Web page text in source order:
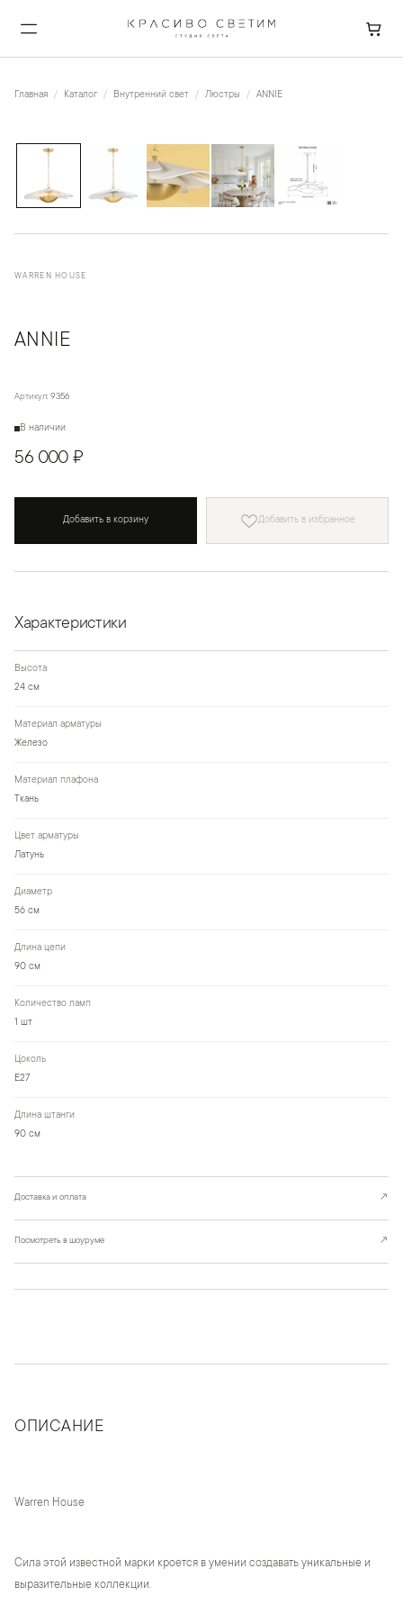
Главная Каталог Внутренний свет Люстры ANNIE
WARREN HOUSE
ANNIE
Артикул: 9356
В наличии
56 000 ₽
Добавить в корзину Добавить в избранное
Характеристики
Высота
24 см
Материал арматуры
Железо
Материал плафона
Ткань
Цвет арматуры
Латунь
Диаметр
56 см
Длина цепи
90 см
Количество ламп
1 шт
Цоколь
E27
Длина штанги
90 см
Доставка и оплата ↗
Посмотреть в шоуруме ↗
ОПИСАНИЕ
Warren House
Сила этой известной марки кроется в умении создавать уникальные и
выразительные коллекции.